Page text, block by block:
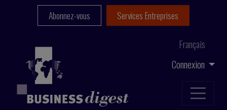
Connexion
Français
Abonnez-vous Services Entreprises